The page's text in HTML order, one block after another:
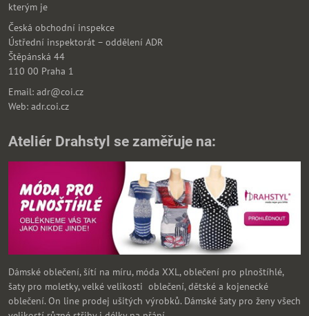
kterým je
Česká obchodní inspekce
Ústřední inspektorát – oddělení ADR
Štěpánská 44
110 00 Praha 1
Email: adr@coi.cz
Web: adr.coi.cz
Ateliér Drahstyl se zaměřuje na:
Dámské oblečení, šítí na míru, móda XXL, oblečení pro plnoštíhlé,
šaty pro moletky, velké velikosti oblečení, dětské a kojenecké
oblečení. On line prodej ušitých výrobků. Dámské šaty pro ženy všech